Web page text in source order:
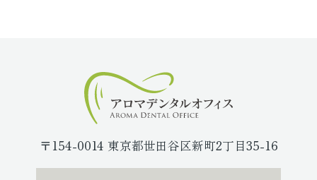
〒154-0014 東京都世田谷区新町2丁目35-16